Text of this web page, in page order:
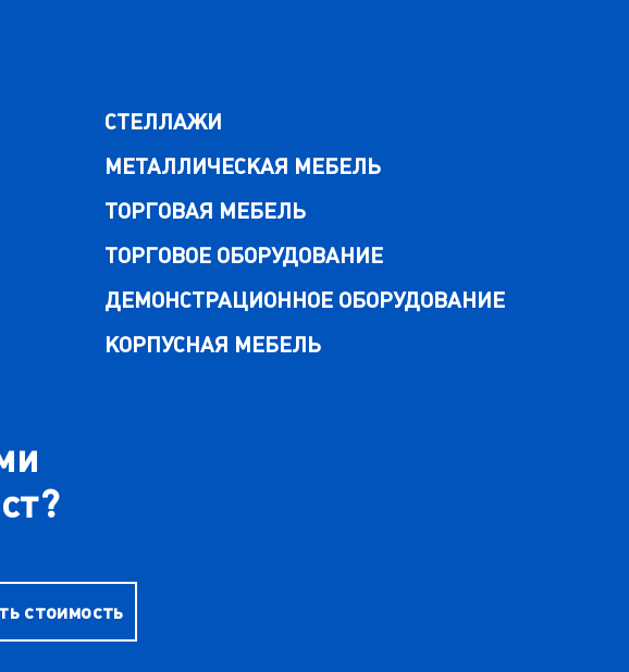
СТЕЛЛАЖИ
МЕТАЛЛИЧЕСКАЯ МЕБЕЛЬ
ТОРГОВАЯ МЕБЕЛЬ
ТОРГОВОЕ ОБОРУДОВАНИЕ
ДЕМОНСТРАЦИОННОЕ ОБОРУДОВАНИЕ
КОРПУСНАЯ МЕБЕЛЬ
стоимость